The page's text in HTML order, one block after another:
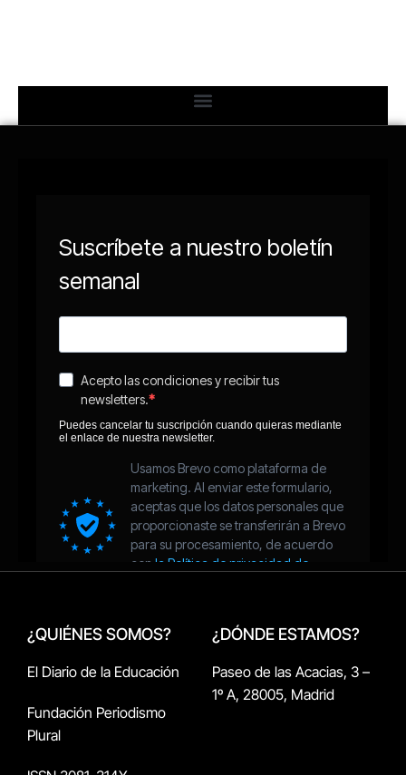
¿QUIÉNES SOMOS?
El Diario de la Educación
Fundación Periodismo
Plural
¿DÓNDE ESTAMOS?
Paseo de las Acacias, 3 –
1º A, 28005, Madrid